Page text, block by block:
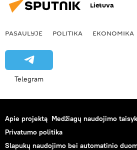
Lietuva
PASAULYJE POLITIKA EKONOMIKA
Telegram
Apie projektą Medžiagų naudojimo
Privatumo politika
Slapukų naudojimo bei automatinio